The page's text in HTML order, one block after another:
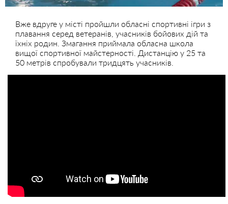
Вже вдруге у місті пройшли обласні спортивні ігри з
плавання серед ветеранів, учасників бойових дій та
їхніх родин. Змагання приймала обласна школа
вищої спортивної майстерності. Дистанцію у 25 та
50 метрів спробували тридцять учасників.